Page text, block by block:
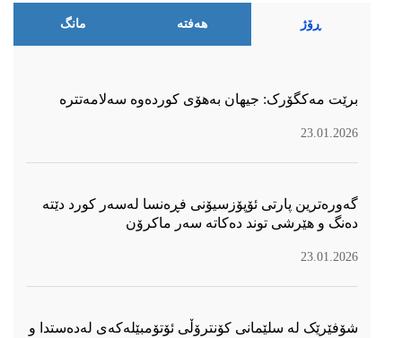
ڕۆژ هەفتە مانگ
برێت مەکگۆرک: جیهان بەهۆی کوردەوە سەلامەتترە
23.01.2026
گەورەترین پارتی ئۆپۆزسیۆنی فڕەنسا لەسەر كورد دێتە
دەنگ و هێرشی توند دەكاتە سەر ماكرۆن
23.01.2026
شۆفێرێک لە سلێمانی کۆنترۆڵی ئۆتۆمبێلەکەی لەدەستدا و